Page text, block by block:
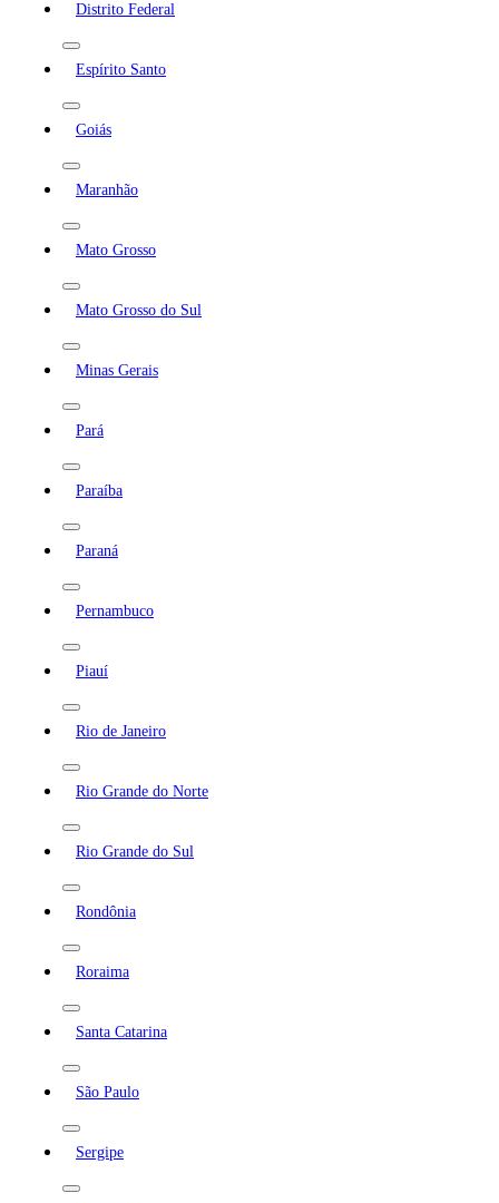
Distrito Federal
Espírito Santo
Goiás
Maranhão
Mato Grosso
Mato Grosso do Sul
Minas Gerais
Pará
Paraíba
Paraná
Pernambuco
Piauí
Rio de Janeiro
Rio Grande do Norte
Rio Grande do Sul
Rondônia
Roraima
Santa Catarina
São Paulo
Sergipe